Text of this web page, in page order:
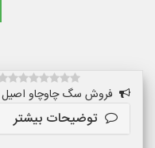
فروش سگ چاوچاو اصیل
توضیحات بیشتر